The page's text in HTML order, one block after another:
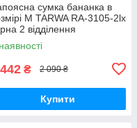
сумка бананка в
М TARWA RA-3105-2lx
2 відділення
₴ 2 090 ₴
Купити